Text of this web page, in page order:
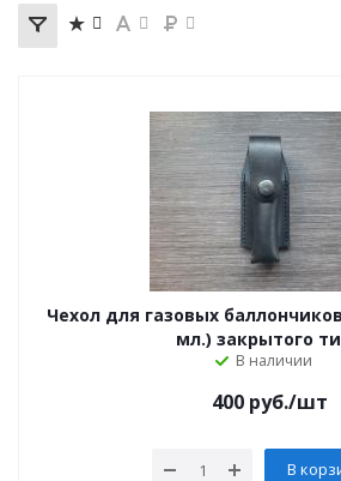
Чехол для газовых
мл.) закрытого
В наличии
400руб./шт
В